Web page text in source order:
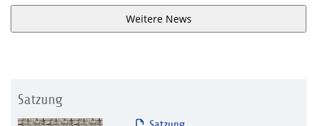
Weitere News
Satzung